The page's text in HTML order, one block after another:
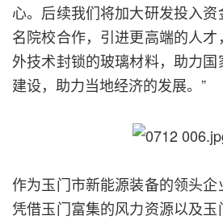
心。后续我们将加大研发投入
名院校合作，引进更高端的人
外技术封锁的玻璃材料，助力
建设，助力当地经济的发展。”
作为玉门市新能源装备的领头
凭借玉门富集的风力资源以及